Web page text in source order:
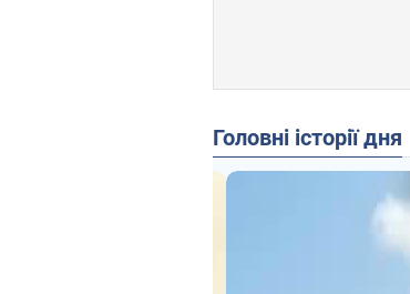
Головні історії дня